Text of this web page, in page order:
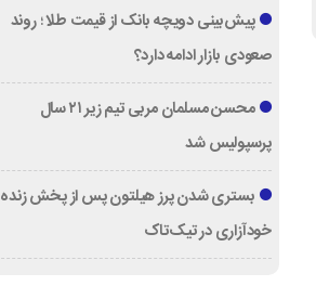
پیش‌بینی دویچه‌ بانک از قیمت طلا ؛ روند
صعودی بازار ادامه دارد؟
محسن مسلمان مربی تیم زیر ۲۱ سال
پرسپولیس شد
بستری شدن پرز هیلتون پس از پخش زنده
خودآزاری در تیک‌تاک